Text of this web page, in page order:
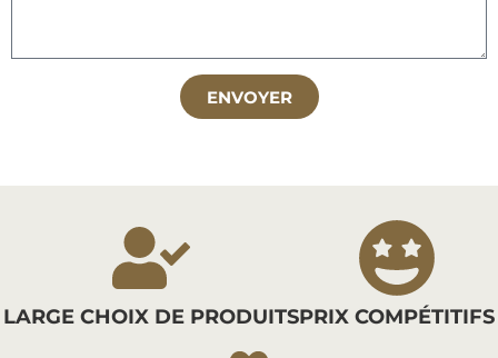
ENVOYER
LARGE CHOIX DE PRODUITSPRIX COMPÉTITIFS